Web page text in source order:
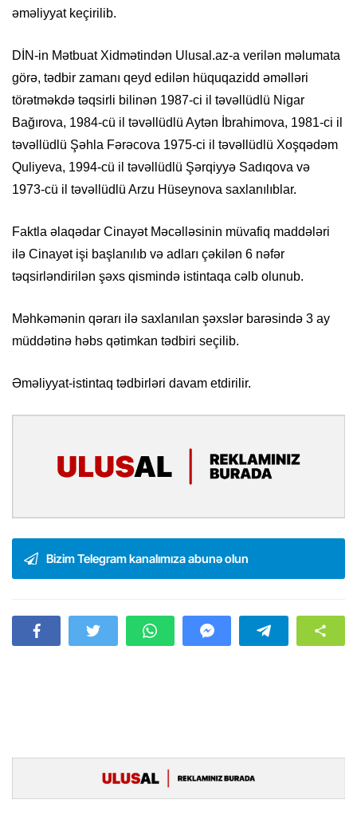
əməliyyat keçirilib.
DİN-in Mətbuat Xidmətindən Ulusal.az-a verilən məlumata
görə, tədbir zamanı qeyd edilən hüquqazidd əməlləri
törətməkdə təqsirli bilinən 1987-ci il təvəllüdlü Nigar
Bağırova, 1984-cü il təvəllüdlü Aytən İbrahimova, 1981-ci il
təvəllüdlü Şəhla Fərəcova 1975-ci il təvəllüdlü Xoşqədəm
Quliyeva, 1994-cü il təvəllüdlü Şərqiyyə Sadıqova və
1973-cü il təvəllüdlü Arzu Hüseynova saxlanılıblar.
Faktla əlaqədar Cinayət Məcəlləsinin müvafiq maddələri
ilə Cinayət işi başlanılıb və adları çəkilən 6 nəfər
təqsirləndirilən şəxs qismində istintaqa cəlb olunub.
Məhkəmənin qərarı ilə saxlanılan şəxslər barəsində 3 ay
müddətinə həbs qətimkan tədbiri seçilib.
Əməliyyat-istintaq tədbirləri davam etdirilir.
Bizim Telegram kanalımıza abunə olun